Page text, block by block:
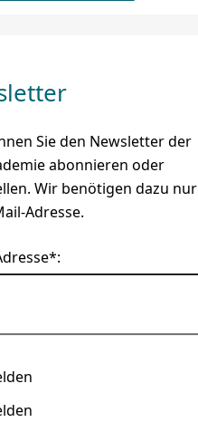
Sie den Newsletter der
abonnieren oder
Wir benötigen dazu nur
Adresse.